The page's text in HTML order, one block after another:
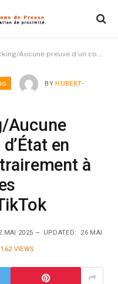
d’État en Côte d’Ivoire, contrairement à ce qu’affirment des publications sur TikTok
BY HUBERT-
Aucune
en
à
MAI 2025 UPDATED: 26 MAI
162 VIEWS